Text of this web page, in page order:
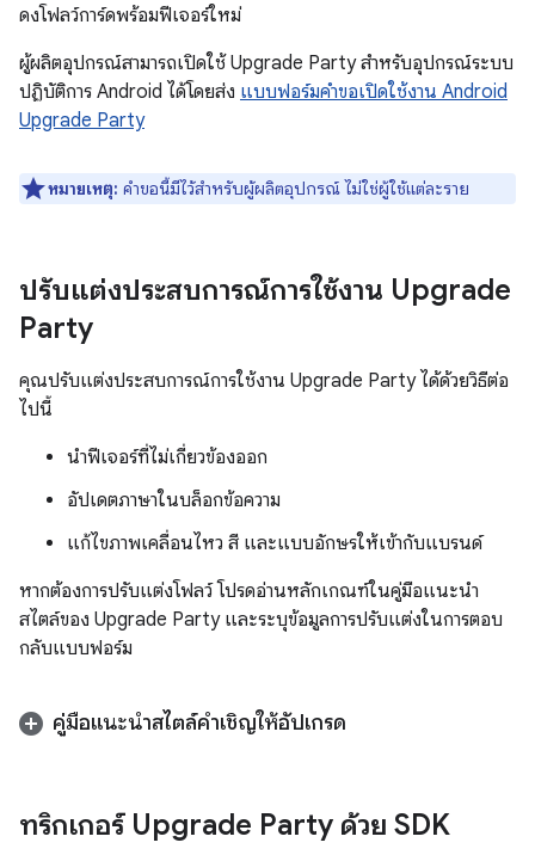
ดงโฟลว์การ์ดพร้อมฟีเจอร์ใหม่
ผู้ผลิตอุปกรณ์สามารถเปิดใช้ Upgrade Party สำหรับอุปกรณ์ระบบ
ปฏิบัติการ Android ได้โดยส่ง แบบฟอร์มคำขอเปิดใช้งาน Android
Upgrade Party
หมายเหตุ: คำขอนี้มีไว้สำหรับผู้ผลิตอุปกรณ์ ไม่ใช่ผู้ใช้แต่ละราย
ปรับแต่งประสบการณ์การใช้งาน Upgrade
Party
คุณปรับแต่งประสบการณ์การใช้งาน Upgrade Party ได้ด้วยวิธีต่อ
ไปนี้
นำฟีเจอร์ที่ไม่เกี่ยวข้องออก
อัปเดตภาษาในบล็อกข้อความ
แก้ไขภาพเคลื่อนไหว สี และแบบอักษรให้เข้ากับแบรนด์
หากต้องการปรับแต่งโฟลว์ โปรดอ่านหลักเกณฑ์ในคู่มือแนะนำ
สไตล์ของ Upgrade Party และระบุข้อมูลการปรับแต่งในการตอบ
กลับแบบฟอร์ม
คู่มือแนะนำสไตล์คำเชิญให้อัปเกรด
ทริกเกอร์ Upgrade Party ด้วย SDK